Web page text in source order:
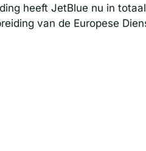
heeft JetBlue nu in
van de Europese